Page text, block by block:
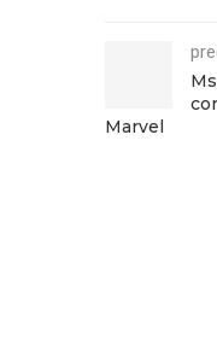
Marvel